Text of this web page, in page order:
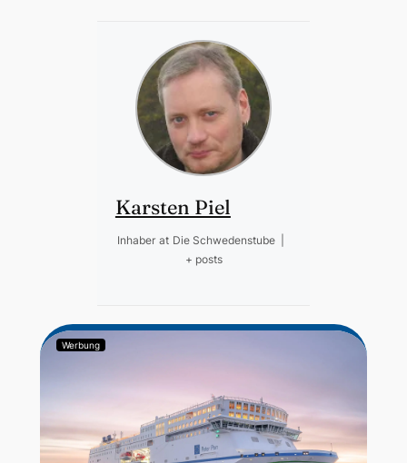
Karsten Piel
Inhaber at Die Schwedenstube
+ posts
Werbung